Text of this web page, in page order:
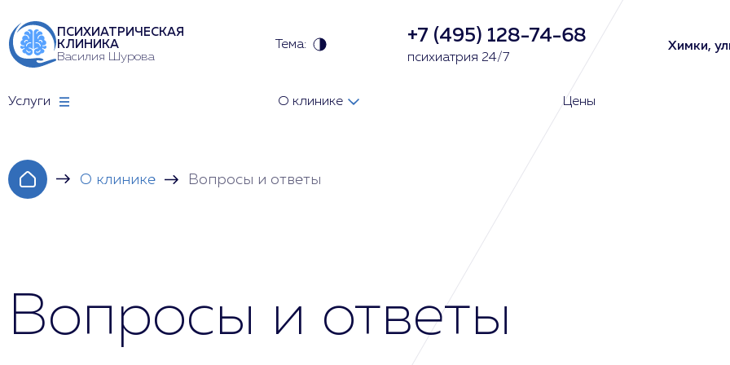
ПСИХИАТРИЧЕСКАЯ
КЛИНИКА
Василия Шурова
Тема: +7 (495) 128-74-68
психиатрия 24/7
Химки,
Услуги О клинике Цены
О клинике Вопросы и ответы
Вопросы и ответы